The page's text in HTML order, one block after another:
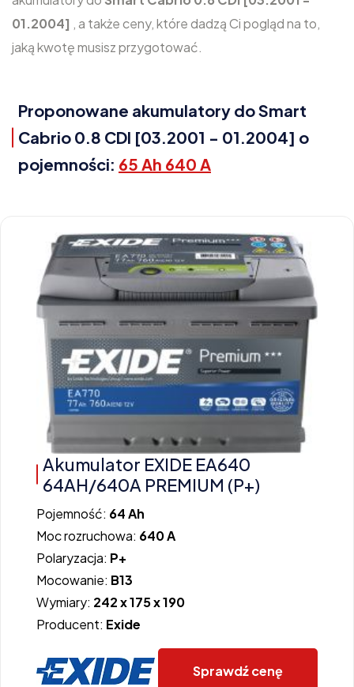
01.2004] , a także ceny, które dadzą Ci pogląd na to,
jaką kwotę musisz przygotować.
Proponowane akumulatory do Smart
Cabrio 0.8 CDI [03.2001 - 01.2004] o
pojemności: 65 Ah 640 A
Akumulator EXIDE EA640
64AH/640A PREMIUM (P+)
Pojemność: 64 Ah
Moc rozruchowa: 640 A
Polaryzacja: P+
Mocowanie: B13
Wymiary: 242 x 175 x 190
Producent: Exide
Sprawdź cenę